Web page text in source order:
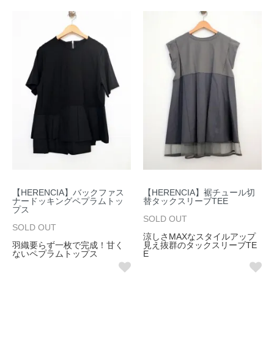
【HERENCIA】バックファス
ナードッキングペプラムトッ
プス
SOLD OUT
羽織要らず一枚で完成！甘く
ないペプラムトップス
【HERENCIA】裾チュール切
替タックスリーブTEE
SOLD OUT
涼しさMAXなスタイルアップ
見え抜群のタックスリーブTE
E